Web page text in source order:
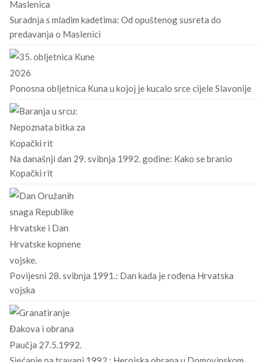
Suradnja s mladim kadetima: Od opuštenog susreta do
predavanja o Maslenici
Ponosna obljetnica Kuna u kojoj je kucalo srce cijele Slavonije
Na današnji dan 29. svibnja 1992. godine: Kako se branio
Kopački rit
Povijesni 28. svibnja 1991.: Dan kada je rođena Hrvatska
vojska